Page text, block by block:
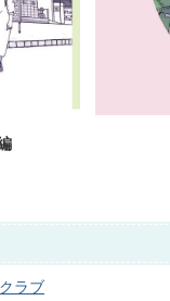
ラブ